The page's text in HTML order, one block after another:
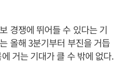
경쟁에 뛰어들 수 있다는 기
올해 3분기부터 부진을 거듭
거는 기대가 클 수 밖에 없다.